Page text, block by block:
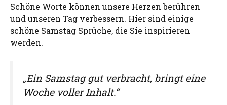
Schöne Worte können unsere Herzen berühren
und unseren Tag verbessern. Hier sind einige
schöne Samstag Sprüche, die Sie inspirieren
werden.
„Ein Samstag gut verbracht, bringt eine
Woche voller Inhalt.“